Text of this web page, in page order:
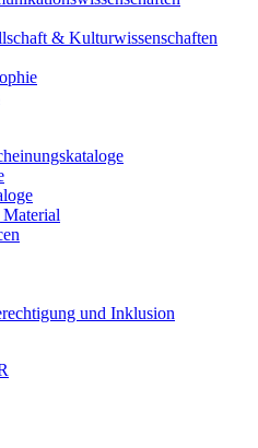
& Kulturwissenschaften
und Inklusion